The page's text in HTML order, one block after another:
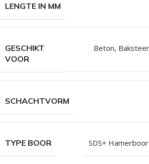
LENGTE IN MM
GESCHIKT
VOOR
Beton,
SCHACHTVORM
TYPE BOOR SDS+